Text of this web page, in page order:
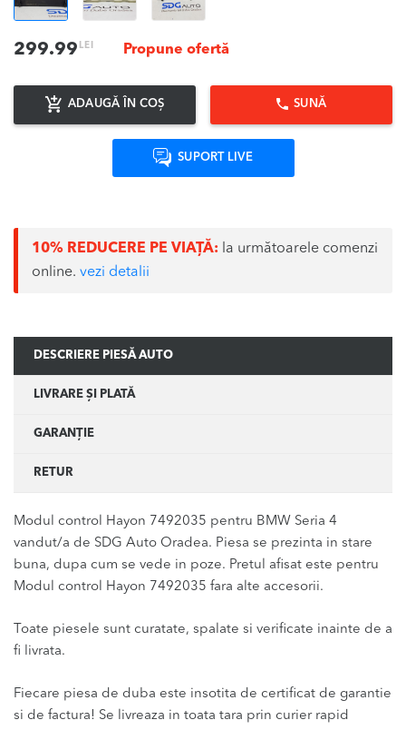
299.99 LEI Propune ofertă
ADAUGĂ ÎN COȘ SUNĂ
SUPORT LIVE
10% REDUCERE PE VIAȚĂ: la următoarele comenzi
online. vezi detalii
DESCRIERE PIESĂ AUTO
LIVRARE ȘI PLATĂ
GARANȚIE
RETUR
Modul control Hayon 7492035 pentru BMW Seria 4
vandut/a de SDG Auto Oradea. Piesa se prezinta in stare
buna, dupa cum se vede in poze. Pretul afisat este pentru
Modul control Hayon 7492035 fara alte accesorii.
Toate piesele sunt curatate, spalate si verificate inainte de a
fi livrata.
Fiecare piesa de duba este insotita de certificat de garantie
si de factura! Se livreaza in toata tara prin curier rapid